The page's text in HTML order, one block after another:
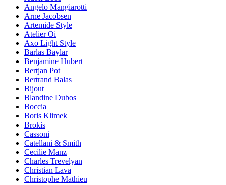
Angelo Mangiarotti
Arne Jacobsen
Artemide Style
Atelier Oi
Axo Light Style
Barlas Baylar
Benjamine Hubert
Bertjan Pot
Bertrand Balas
Bijout
Blandine Dubos
Bocciа
Boris Klimek
Brokis
Cassoni
Catellani & Smith
Cecilie Manz
Charles Trevelyan
Christian Lava
Christophe Mathieu